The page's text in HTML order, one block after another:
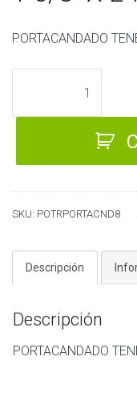
PORTACANDADO
1-
X
SKU: POTRPORTACND8
Descripción
Descripción
PORTACANDADO